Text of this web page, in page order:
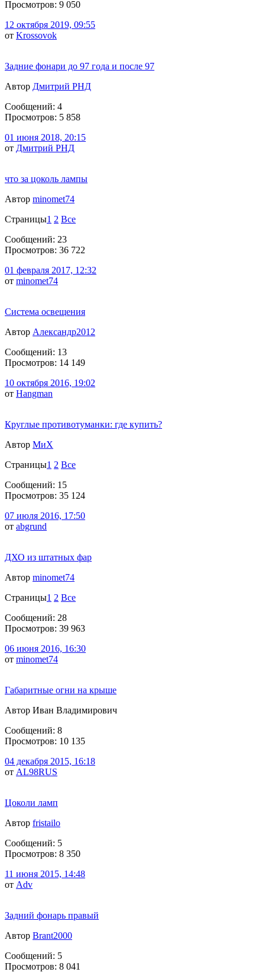
Просмотров: 9 050
12 октября 2019, 09:55
от Krossovok
Задние фонари до 97 года и после 97
Автор Дмитрий РНД
Сообщений: 4
Просмотров: 5 858
01 июня 2018, 20:15
от Дмитрий РНД
что за цоколь лампы
Автор minomet74
Страницы1 2 Все
Сообщений: 23
Просмотров: 36 722
01 февраля 2017, 12:32
от minomet74
Система освещения
Автор Александр2012
Сообщений: 13
Просмотров: 14 149
10 октября 2016, 19:02
от Hangman
Круглые противотуманки: где купить?
Автор МиХ
Страницы1 2 Все
Сообщений: 15
Просмотров: 35 124
07 июля 2016, 17:50
от abgrund
ДХО из штатных фар
Автор minomet74
Страницы1 2 Все
Сообщений: 28
Просмотров: 39 963
06 июня 2016, 16:30
от minomet74
Габаритные огни на крыше
Автор Иван Владимирович
Сообщений: 8
Просмотров: 10 135
04 декабря 2015, 16:18
от AL98RUS
Цоколи ламп
Автор fristailo
Сообщений: 5
Просмотров: 8 350
11 июня 2015, 14:48
от Adv
Задний фонарь правый
Автор Brant2000
Сообщений: 5
Просмотров: 8 041